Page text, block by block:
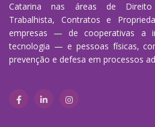
Catarina nas áreas de Direito
Trabalhista, Contratos e
empresas — de cooperativas a
tecnologia — e pessoas físicas,
prevenção e defesa em processos